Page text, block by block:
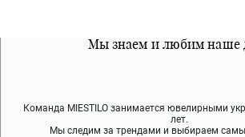
Мы знаем и любим наше
Команда MIESTILO занимается ювелирными
лет.
Мы следим за трендами и выбираем
Все наши материалы
Мы используем покрытие (родий, ювелирный
содержит никеля и свинца — это
Примерка перед
Во время доставки спокойно примеряйте
что вам нравятся, остальные